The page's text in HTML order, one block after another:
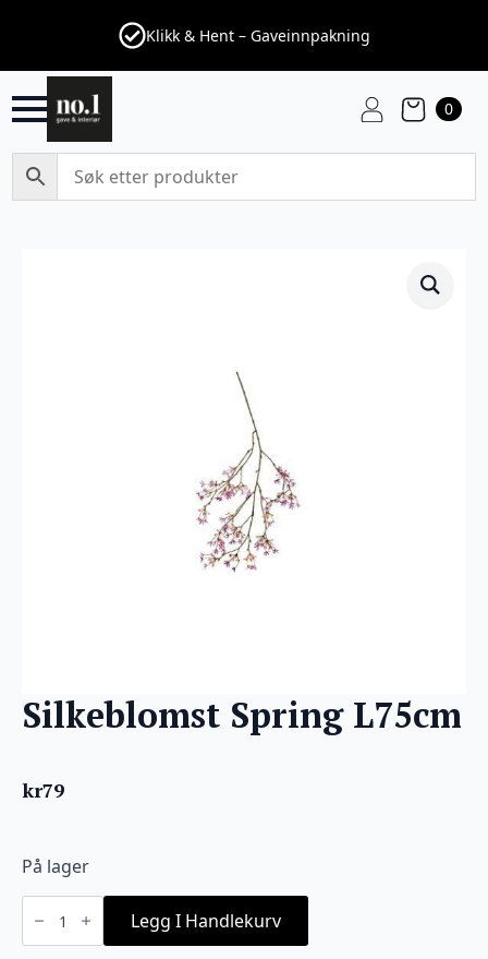
Klikk & Hent – Gaveinnpakning
0
Silkeblomst Spring L75cm
kr79
På lager
Silkeblomst
Spring
L75cm
antall
Legg I Handlekurv